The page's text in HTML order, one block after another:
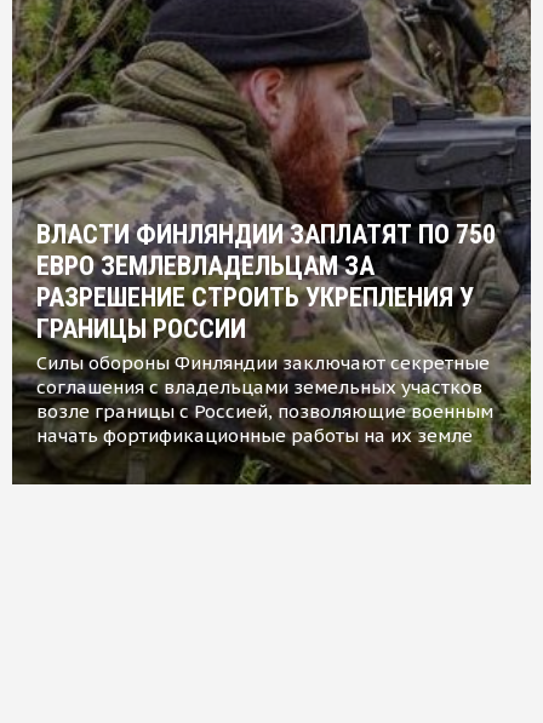
ВЛАСТИ ФИНЛЯНДИИ ЗАПЛАТЯТ ПО 750
ЕВРО ЗЕМЛЕВЛАДЕЛЬЦАМ ЗА
РАЗРЕШЕНИЕ СТРОИТЬ УКРЕПЛЕНИЯ У
ГРАНИЦЫ РОССИИ
Силы обороны Финляндии заключают секретные
соглашения с владельцами земельных участков
возле границы с Россией, позволяющие военным
начать фортификационные работы на их земле